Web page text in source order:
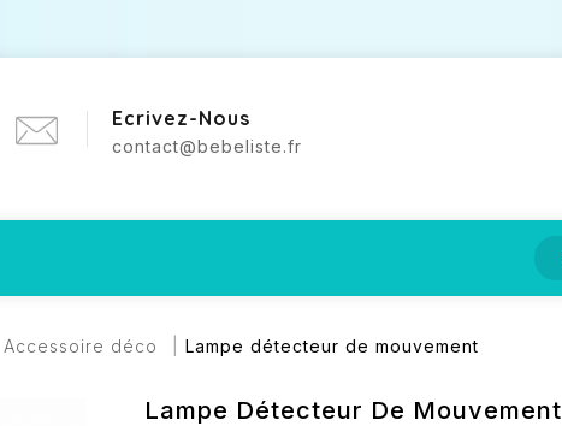
Ecrivez-Nous
contact@bebeliste.fr
Accessoire déco Lampe détecteur de mouvement
Lampe Détecteur De Mouvement